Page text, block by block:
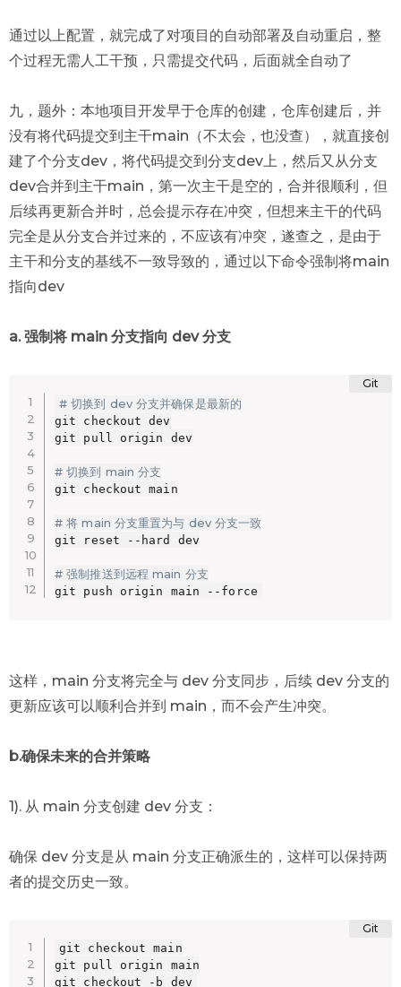
通过以上配置，就完成了对项目的自动部署及自动重启，整
个过程无需人工干预，只需提交代码，后面就全自动了
九，题外：本地项目开发早于仓库的创建，仓库创建后，并
没有将代码提交到主干main（不太会，也没查），就直接创
建了个分支dev，将代码提交到分支dev上，然后又从分支
dev合并到主干main，第一次主干是空的，合并很顺利，但
后续再更新合并时，总会提示存在冲突，但想来主干的代码
完全是从分支合并过来的，不应该有冲突，遂查之，是由于
主干和分支的基线不一致导致的，通过以下命令强制将main
指向dev
a. 强制将 main 分支指向 dev 分支
# 切换到 dev 分支并确保是最新的
git checkout dev
git pull origin dev
# 切换到 main 分支
git checkout main
# 将 main 分支重置为与 dev 分支一致
git reset --hard dev
# 强制推送到远程 main 分支
git push origin main --force
这样，main 分支将完全与 dev 分支同步，后续 dev 分支的
更新应该可以顺利合并到 main，而不会产生冲突。
b.确保未来的合并策略
1). 从 main 分支创建 dev 分支：
确保 dev 分支是从 main 分支正确派生的，这样可以保持两
者的提交历史一致。
git checkout main
git pull origin main
git checkout -b dev